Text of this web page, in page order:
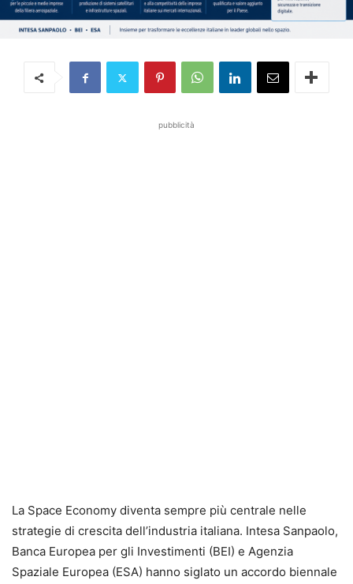
pubblicità
La Space Economy diventa sempre più centrale nelle
strategie di crescita dell’industria italiana. Intesa Sanpaolo,
Banca Europea per gli Investimenti (BEI) e Agenzia
Spaziale Europea (ESA) hanno siglato un accordo biennale